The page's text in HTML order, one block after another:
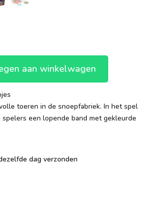
aan winkelwagen
toeren in de snoepfabriek. In het spel
een lopende band met gekleurde
dag verzonden